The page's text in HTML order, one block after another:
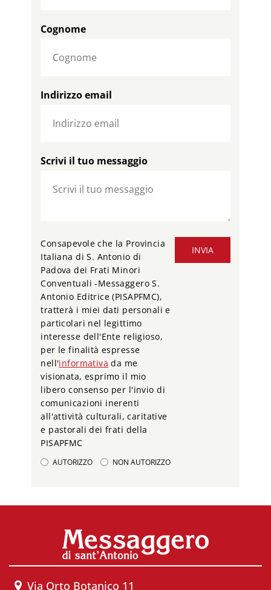
Cognome
Indirizzo email
Scrivi il tuo messaggio
INVIA
Consapevole che la Provincia
Italiana di S. Antonio di
Padova dei Frati Minori
Conventuali -Messaggero S.
Antonio Editrice (PISAPFMC),
tratterà i miei dati personali e
particolari nel legittimo
interesse dell'Ente religioso,
per le finalità espresse
nell'informativa da me
visionata, esprimo il mio
libero consenso per l'invio di
comunicazioni inerenti
all'attività culturali, caritative
e pastorali dei frati della
PISAPFMC
AUTORIZZO NON AUTORIZZO
Via Orto Botanico 11